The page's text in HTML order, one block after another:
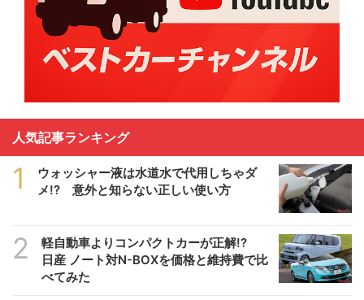
人気記事ランキング
1
ウォッシャー液は水道水で代用しちゃダ
メ!? 意外と知らない正しい使い方
2
軽自動車よりコンパクトカーが正解!?
日産 ノート対N-BOXを価格と維持費で比
べてみた